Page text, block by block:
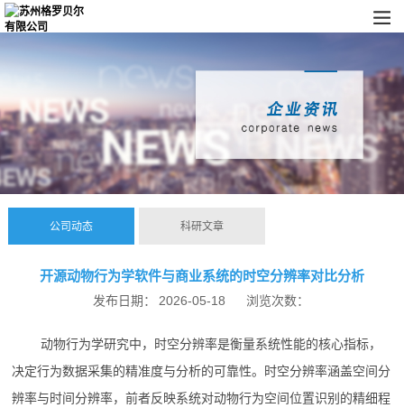
公司动态 科研文章
开源动物行为学软件与商业系统的时空分辨率对比分析
发布日期： 2026-05-18 浏览次数：
动物行为学研究中，时空分辨率是衡量系统性能的核心指标，
决定行为数据采集的精准度与分析的可靠性。时空分辨率涵盖空间分
辨率与时间分辨率，前者反映系统对动物行为空间位置识别的精细程